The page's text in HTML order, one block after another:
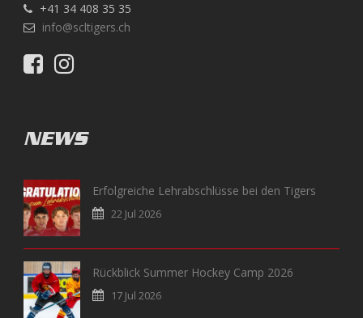
+41 34 408 35 35
info@scltigers.ch
NEWS
Erfolgreiche Lehrabschlüsse bei den Tigers
22 Jul 2026
Rückblick Summer Hockey Camp 2026
17 Jul 2026